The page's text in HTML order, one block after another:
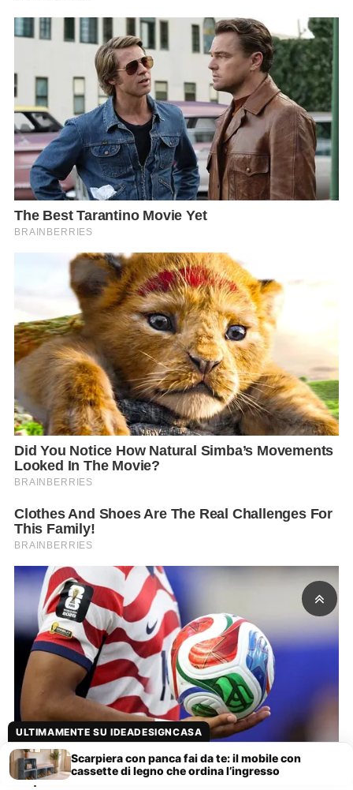
ULTIMAMENTE SU IDEADESIGNCASA
Scarpiera con panca fai da te: il mobile con
cassette di legno che ordina l’ingresso